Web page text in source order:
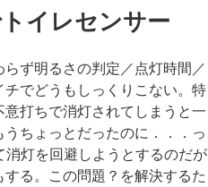
イレセンサー
ず明るさの判定／点灯時間／
でどうもしっくりこない。特
打ちで消灯されてしまうと一
ちょっとだったのに．．．っ
灯を回避しようとするのだが
る。この問題？を解決するた